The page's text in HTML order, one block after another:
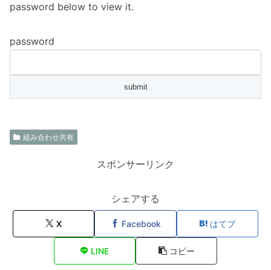
password below to view it.
password
組み合わせ共有
スポンサーリンク
シェアする
X Facebook はてブ
LINE コピー